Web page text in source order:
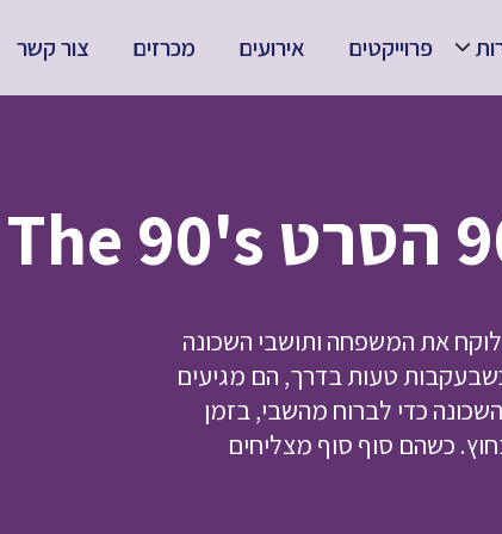
פרוייקטים אירועים מכרזים צור קשר
את המשפחה ותושבי השכונה
טעות בדרך, הם מגיעים
כדי לברוח מהשבי, בזמן
כשהם סוף סוף מצליחים